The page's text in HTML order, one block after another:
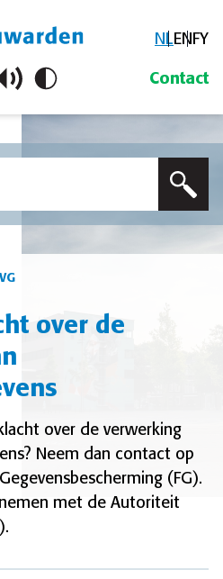
NLENFY
Contact
over de
over de verwerking
Neem dan contact op
(FG).
met de Autoriteit